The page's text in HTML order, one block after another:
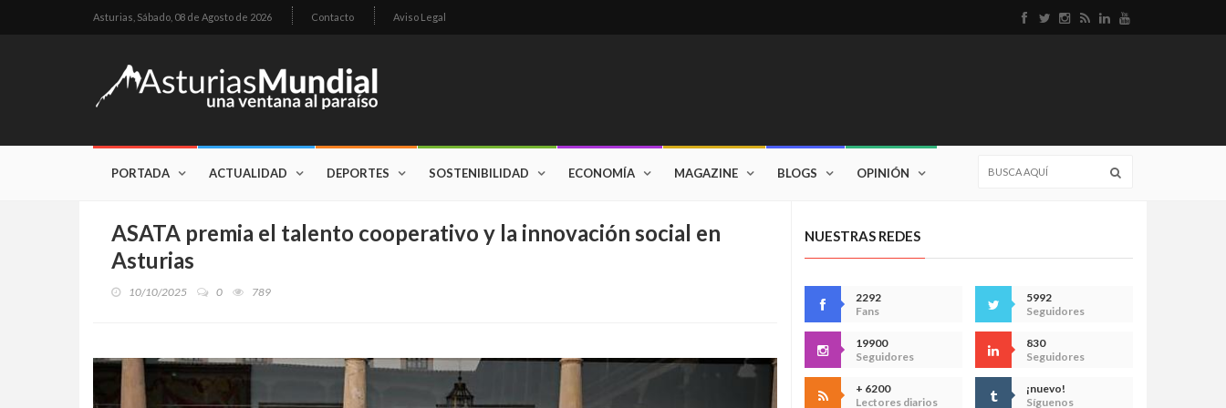
Asturias, Sábado, 08 de Agosto de 2026 Contacto Aviso Legal
PORTADA ACTUALIDAD DEPORTES SOSTENIBILIDAD ECONOMÍA MAGAZINE BLOGS OPINIÓN
ASATA premia el talento cooperativo y la innovación social en
Asturias
10/10/2025 0 789
NUESTRAS REDES
2292
Fans
5992
Seguidores
19900
Seguidores
830
Seguidores
+ 6200
Lectores diarios
¡nuevo!
Síguenos